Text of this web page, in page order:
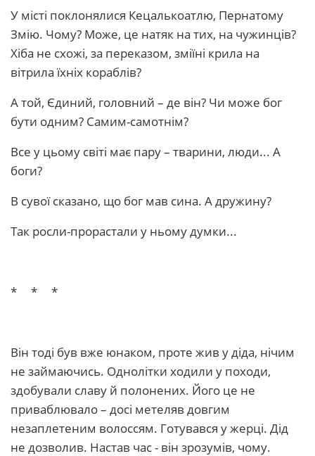
У місті поклонялися Кецалькоатлю, Пернатому
Змію. Чому? Може, це натяк на тих, на чужинців?
Хіба не схожі, за переказом, зміїні крила на
вітрила їхніх кораблів?
А той, Єдиний, головний – де він? Чи може бог
бути одним? Самим-самотнім?
Все у цьому світі має пару – тварини, люди... А
боги?
В сувої сказано, що бог мав сина. А дружину?
Так росли-прорастали у ньому думки...
* * *
Він тоді був вже юнаком, проте жив у діда, нічим
не займаючись. Однолітки ходили у походи,
здобували славу й полонених. Його це не
приваблювало – досі метеляв довгим
незаплетеним волоссям. Готувався у жерці. Дід
не дозволив. Настав час - він зрозумів, чому.